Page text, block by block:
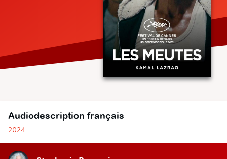
Audiodescription français
2024